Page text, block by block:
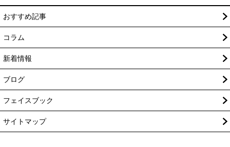
おすすめ記事
コラム
新着情報
ブログ
フェイスブック
サイトマップ